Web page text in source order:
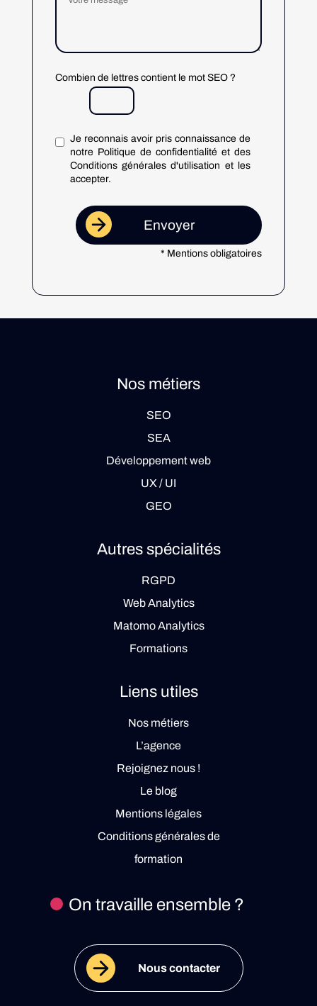
Combien de lettres contient le mot SEO ?
Je reconnais avoir pris connaissance de
notre Politique de confidentialité et des
Conditions générales d'utilisation et les
accepter.
* Mentions obligatoires
Nos métiers
SEO
SEA
Développement web
UX / UI
GEO
Autres spécialités
RGPD
Web Analytics
Matomo Analytics
Formations
Liens utiles
Nos métiers
L’agence
Rejoignez nous !
Le blog
Mentions légales
Conditions générales de
formation
On travaille ensemble ?
Nous contacter